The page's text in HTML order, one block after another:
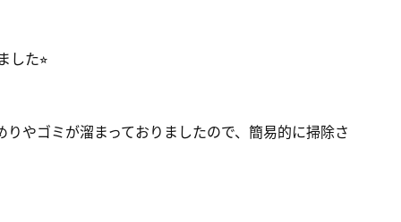
した⭐︎
やゴミが溜まっておりましたので、簡易的に掃除さ